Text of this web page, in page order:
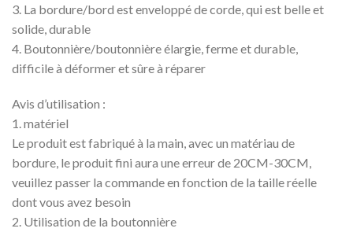
3. La bordure/bord est enveloppé de corde, qui est belle et
solide, durable
4. Boutonnière/boutonnière élargie, ferme et durable,
difficile à déformer et sûre à réparer
Avis d’utilisation :
1. matériel
Le produit est fabriqué à la main, avec un matériau de
bordure, le produit fini aura une erreur de 20CM-30CM,
veuillez passer la commande en fonction de la taille réelle
dont vous avez besoin
2. Utilisation de la boutonnière